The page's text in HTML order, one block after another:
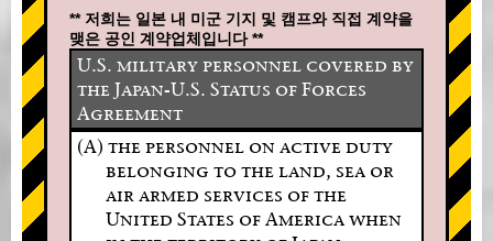
** 저희는 일본 내 미군 기지 및 캠프와 직접 계약을
맺은 공인 계약업체입니다 **
U.S. military personnel covered by
the Japan-U.S. Status of Forces
Agreement
(A) the personnel on active duty
belonging to the land, sea or
air armed services of the
United States of America when